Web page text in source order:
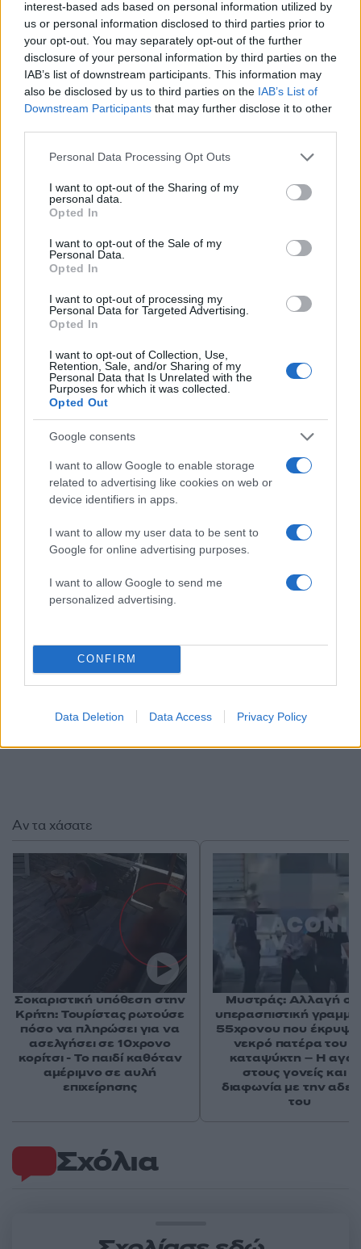
interest-based ads based on personal information utilized by
us or personal information disclosed to third parties prior to
your opt-out. You may separately opt-out of the further
disclosure of your personal information by third parties on the
IAB’s list of downstream participants. This information may
also be disclosed by us to third parties on the IAB’s List of
Downstream Participants that may further disclose it to other
Please note that this website/app uses one or more Google
not limited to your visit or usage behaviour. You may click to
grant or deny consent to Google and its third-party tags to
use your data for below specified purposes in below Google
consent section.
Personal Data Processing Opt Outs
I want to opt-out of the Sharing of my
personal data.
Opted In
I want to opt-out of the Sale of my
Personal Data.
Opted In
I want to opt-out of processing my
Personal Data for Targeted Advertising.
Opted In
I want to opt-out of Collection, Use,
Retention, Sale, and/or Sharing of my
Personal Data that Is Unrelated with the
Purposes for which it was collected.
Opted Out
Google consents
I want to allow Google to enable storage
related to advertising like cookies on web or
device identifiers in apps.
I want to allow my user data to be sent to
Google for online advertising purposes.
I want to allow Google to send me
personalized advertising.
CONFIRM
Data Deletion Data Access Privacy Policy
είτε εκτός έδρας, ο στόχος μου είναι να
σκοράρω. Και όταν φιλοξενώ άλλες ομάδες,
προσπαθώ να τους προσφέρω μια θερμή
υποδοχή».
Η Γαλλία ασκεί ελάχιστη οικονομική ή
στρατιωτική επιρροή στην Ουάσινγκτον, οπότε η
επιδεικτική πολυτέλεια αποτελεί έναν από τους
λίγους μοχλούς που διαθέτει — ακόμη και αν η
χρήση της σε άλλα μέρη έχει αποφέρει, στην
Ο Εμανουέλ Μακρόν και η σύζυγός του Μπριζίτ
Μακρόν, υποδέχτηκαν τον Αμερικανό πρόεδρο
λίγο πριν τις 10 το βράδυ στο Παλάτι των
Βερσαλλιών.
Ο Γάλλος πρόεδρος υποδέχτηκε τον Ντόναλντ
Τραμπ με μια θερμή χειραψία. Στη συνέχεια ο
πρόεδρος των ΗΠΑ φίλησε σταυρωτά την
πρώτη κυρία της Γαλλίας και στη συνέχεια οι
τρεις τους πόζαραν για τις καθιερωμένες
φωτογραφίες πριν το δείπνο.
ΔΙΑΦΗΜΙΣΗ
Σχόλια
Αν τα χάσατε
Σοκαριστική υπόθεση στην
Κρήτη: Τουρίστας ρωτούσε
πόσο να πληρώσει για να
ασελγήσει σε 10χρονο
κορίτσι - Το παιδί καθόταν
αμέριμνο σε αυλή
επιχείρησης
Μυστράς: Αλλαγή
υπερασπιστική
55χρονου που έκρυψε
νεκρό πατέρα του
καταψύκτη – Η
στους γονείς και η
διαφωνία με την
του